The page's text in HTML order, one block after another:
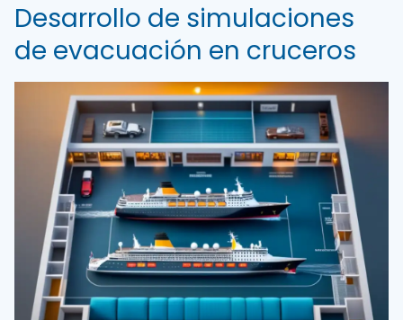
Desarrollo de simulaciones
de evacuación en cruceros